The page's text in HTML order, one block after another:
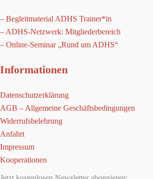
– Begleitmaterial ADHS Trainer*in
– ADHS-Netzwerk: Mitgliederbereich
– Online-Seminar „Rund um ADHS“
Informationen
Datenschutzerklärung
AGB – Allgemeine Geschäftsbedingungen
Widerrufsbelehrung
Anfahrt
Impressum
Kooperationen